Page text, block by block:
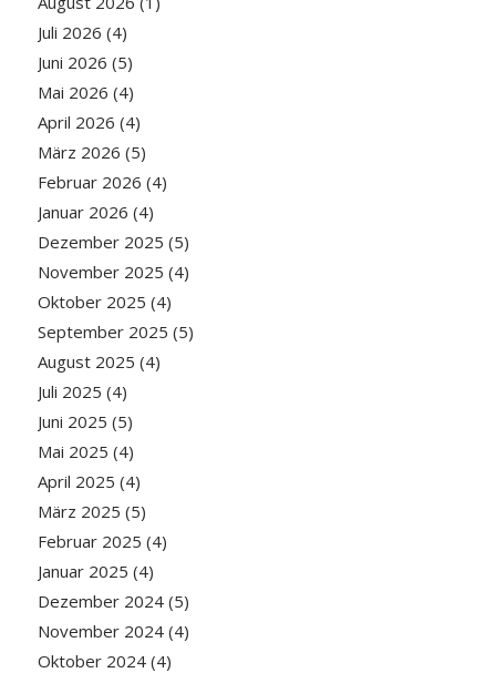
Juli 2026 (4)
Juni 2026 (5)
Mai 2026 (4)
April 2026 (4)
März 2026 (5)
Februar 2026 (4)
Januar 2026 (4)
Dezember 2025 (5)
November 2025 (4)
Oktober 2025 (4)
September 2025 (5)
August 2025 (4)
Juli 2025 (4)
Juni 2025 (5)
Mai 2025 (4)
April 2025 (4)
März 2025 (5)
Februar 2025 (4)
Januar 2025 (4)
Dezember 2024(5)
November 2024(4)
Oktober 2024(4)